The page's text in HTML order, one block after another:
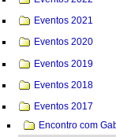
Eventos 2021
Eventos 2020
Eventos 2019
Eventos 2018
Eventos 2017
Encontro com